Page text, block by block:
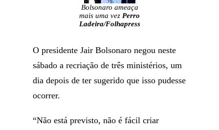
Bolsonaro ameaça
mais uma vez Perro
Ladeira/Folhapress
O presidente Jair Bolsonaro negou neste
sábado a recriação de três ministérios, um
dia depois de ter sugerido que isso pudesse
ocorrer.
“Não está previsto, não é fácil criar